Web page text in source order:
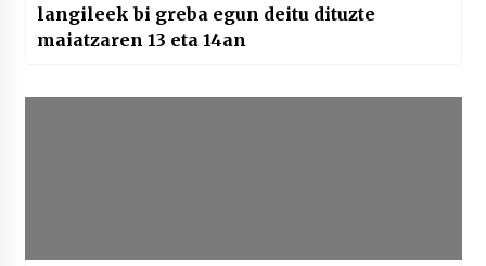
langileek bi greba egun deitu dituzte
maiatzaren 13 eta 14an